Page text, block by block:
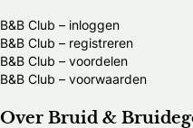
B&B Club – inloggen
B&B Club – registreren
B&B Club – voordelen
B&B Club – voorwaarden
Over Bruid &